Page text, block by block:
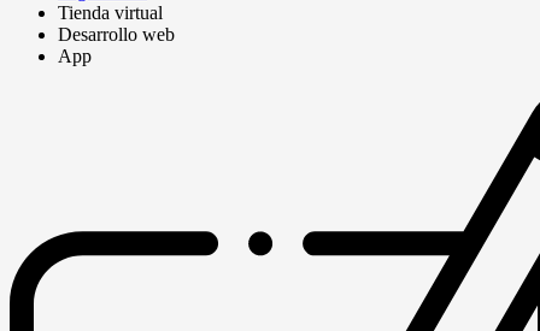
Tienda virtual
Desarrollo web
App